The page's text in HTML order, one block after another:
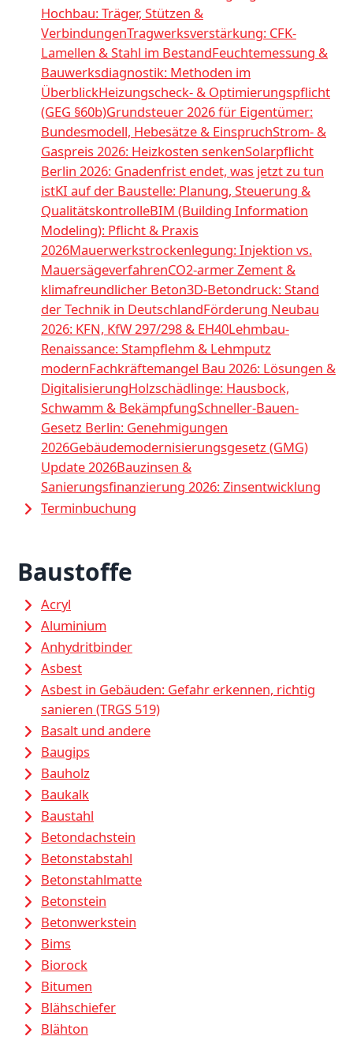
Hochbau: Träger, Stützen &
VerbindungenTragwerksverstärkung: CFK-
Lamellen & Stahl im BestandFeuchtemessung &
Bauwerksdiagnostik: Methoden im
ÜberblickHeizungscheck- & Optimierungspflicht
(GEG §60b)Grundsteuer 2026 für Eigentümer:
Bundesmodell, Hebesätze & EinspruchStrom- &
Gaspreis 2026: Heizkosten senkenSolarpflicht
Berlin 2026: Gnadenfrist endet, was jetzt zu tun
istKI auf der Baustelle: Planung, Steuerung &
QualitätskontrolleBIM (Building Information
Modeling): Pflicht & Praxis
2026Mauerwerkstrockenlegung: Injektion vs.
MauersägeverfahrenCO2-armer Zement &
klimafreundlicher Beton3D-Betondruck: Stand
der Technik in DeutschlandFörderung Neubau
2026: KFN, KfW 297/298 & EH40Lehmbau-
Renaissance: Stampflehm & Lehmputz
modernFachkräftemangel Bau 2026: Lösungen &
DigitalisierungHolzschädlinge: Hausbock,
Schwamm & BekämpfungSchneller-Bauen-
Gesetz Berlin: Genehmigungen
2026Gebäudemodernisierungsgesetz (GMG)
Update 2026Bauzinsen &
Sanierungsfinanzierung 2026: Zinsentwicklung
Terminbuchung
Baustoffe
Acryl
Aluminium
Anhydritbinder
Asbest
Asbest in Gebäuden: Gefahr erkennen, richtig
sanieren (TRGS 519)
Basalt und andere
Baugips
Bauholz
Baukalk
Baustahl
Betondachstein
Betonstabstahl
Betonstahlmatte
Betonstein
Betonwerkstein
Bims
Biorock
Bitumen
Blähschiefer
Blähton